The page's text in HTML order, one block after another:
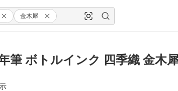
金木犀
筆 ボトルインク 四季織 金木